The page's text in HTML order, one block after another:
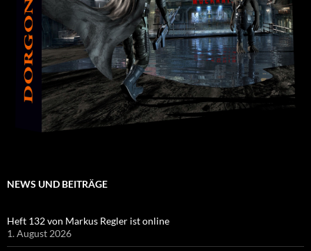
NEWS UND BEITRÄGE
Heft 132 von Markus Regler ist online
1. August 2026